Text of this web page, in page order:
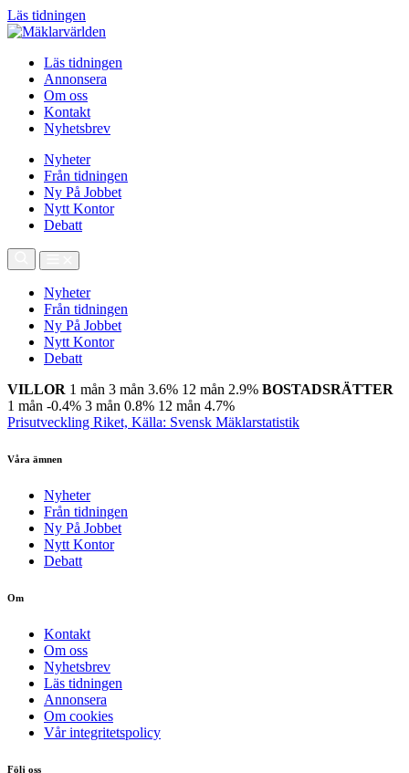
Läs tidningen
Läs tidningen
Annonsera
Om oss
Kontakt
Nyhetsbrev
Nyheter
Från tidningen
Ny På Jobbet
Nytt Kontor
Debatt
Nyheter
Från tidningen
Ny På Jobbet
Nytt Kontor
Debatt
VILLOR 1 mån 3 mån 3.6% 12 mån 2.9% BOSTADSRÄTTER
1 mån -0.4% 3 mån 0.8% 12 mån 4.7%
Prisutveckling Riket, Källa: Svensk Mäklarstatistik
Våra ämnen
Nyheter
Från tidningen
Ny På Jobbet
Nytt Kontor
Debatt
Om
Kontakt
Om oss
Nyhetsbrev
Läs tidningen
Annonsera
Om cookies
Vår integritetspolicy
Följ oss